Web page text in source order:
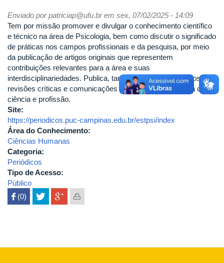
Enviado porpatriciap@ufu.brem sex, 07/02/2025 - 14:09
Tem por missão promover e divulgar o conhecimento científico
e técnico na área de Psicologia, bem como discutir o significado
de práticas nos campos profissionais e da pesquisa, por meio
da publicação de artigos originais que representem
contribuições relevantes para a área e suas
interdisciplinariedades. Publica, também, trabalhos teóricos,
revisões críticas e comunicações relevantes à Psicologia como
ciência e profissão.
Site:
https://periodicos.puc-campinas.edu.br/estpsi/index
Área do Conhecimento:
Ciências Humanas
Categoria:
Periódicos
Tipo de Acesso:
Público
 (0)